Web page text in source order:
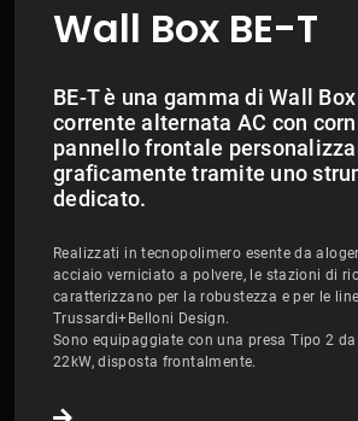
Wall Box BE-T
BE-T è una gamma di Wall
corrente alternata AC con
pannello frontale
graficamente tramite uno
dedicato.
Realizzati in tecnopolimero esente da
acciaio verniciato a polvere, le stazioni di
caratterizzano per la robustezza e per le
Trussardi+Belloni Design.
Sono equipaggiate con una presa Tipo 2 da
22kW, disposta frontalmente.